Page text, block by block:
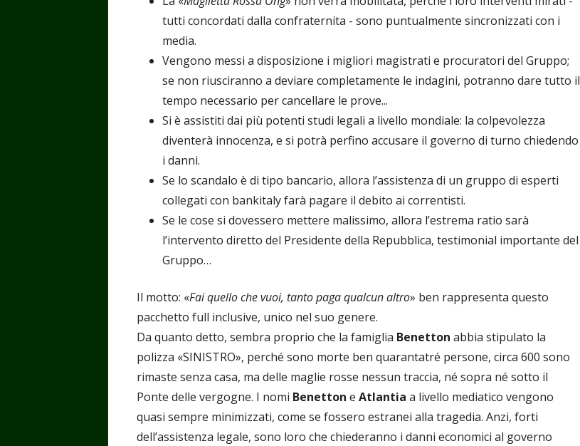
tutti concordati dalla confraternita - sono puntualmente sincronizzati con i
media.
Vengono messi a disposizione i migliori magistrati e procuratori del Gruppo;
se non riusciranno a deviare completamente le indagini, potranno dare tutto il
tempo necessario per cancellare le prove...
Si è assistiti dai più potenti studi legali a livello mondiale: la colpevolezza
diventerà innocenza, e si potrà perfino accusare il governo di turno chiedendo
i danni.
Se lo scandalo è di tipo bancario, allora l’assistenza di un gruppo di esperti
collegati con bankitaly farà pagare il debito ai correntisti.
Se le cose si dovessero mettere malissimo, allora l’estrema ratio sarà
l’intervento diretto del Presidente della Repubblica, testimonial importante del
Gruppo…
Il motto: «Fai quello che vuoi, tanto paga qualcun altro» ben rappresenta questo
pacchetto full inclusive, unico nel suo genere.
Da quanto detto, sembra proprio che la famiglia Benetton abbia stipulato la
polizza «SINISTRO», perché sono morte ben quarantatré persone, circa 600 sono
rimaste senza casa, ma delle maglie rosse nessun traccia, né sopra né sotto il
Ponte delle vergogne. I nomi Benetton e Atlantia a livello mediatico vengono
quasi sempre minimizzati, come se fossero estranei alla tragedia. Anzi, forti
dell’assistenza legale, sono loro che chiederanno i danni economici al governo